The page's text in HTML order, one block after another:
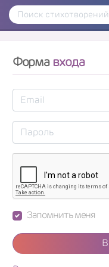
Форма входа
Запомнить меня